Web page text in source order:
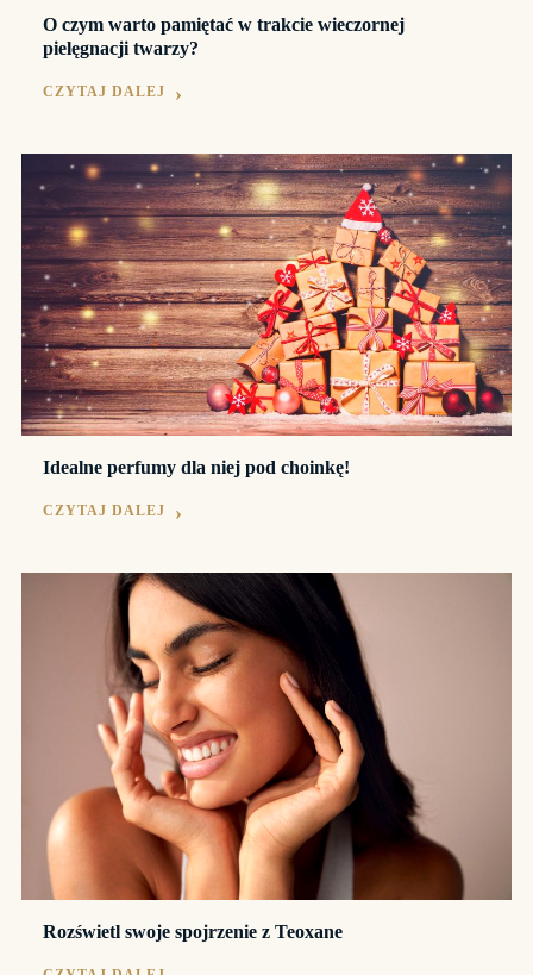
O czym warto pamiętać w trakcie wieczornej
pielęgnacji twarzy?
CZYTAJ DALEJ
Idealne perfumy dla niej pod choinkę!
CZYTAJ DALEJ
Rozświetl swoje spojrzenie z Teoxane